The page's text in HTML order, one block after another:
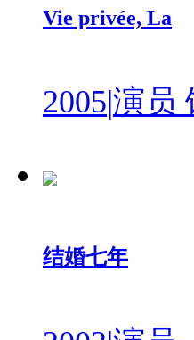
Vie privée, La
2005|演员
结婚七年